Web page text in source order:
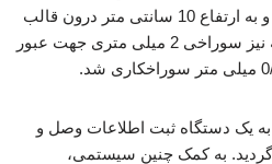
قطرهای 0/5،1،1/5 سانتی متر و به ارتفاع 10 سانتی متر درون قالب
تعبیه شد. در انتهای هر محفظه نیز سوراخی 2 میلی متری جهت عبور
یک دستگاه ثبت اطلاعات وصل و
گردید. به کمک چنین سیستمی،